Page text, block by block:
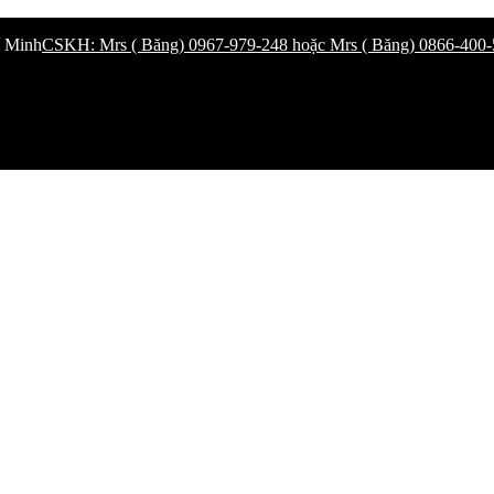
MinhCSKH: Mrs ( Băng) 0967-979-248 hoặc Mrs ( Băng) 0866-400-